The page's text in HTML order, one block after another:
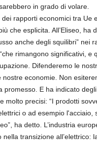
in grado di volare.
dei rapporti economici tra Ue
che esplicita. All’Eliseo, ha
anche degli squilibri” nei
rimangono significativi, e
Difenderemo le
nostre economie. Non
promesso. E ha indicato
molto precisi: “I prodotti
o ad esempio l'acciaio,
ha detto. L’industria
nella transizione all’elettrico: